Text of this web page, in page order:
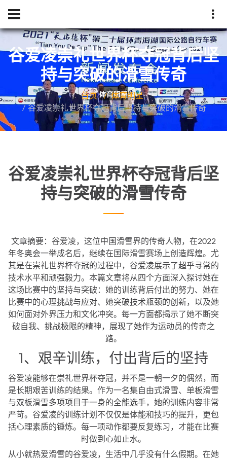
谷爱凌崇礼世界杯夺冠背后坚
持与突破的滑雪传奇
首页
体育明星
谷爱凌崇礼世界杯夺冠背后坚持与突破的滑雪传奇
谷爱凌崇礼世界杯夺冠背后坚
持与突破的滑雪传奇
文章摘要：谷爱凌，这位中国滑雪界的传奇人物，在2022
年冬奥会一举成名后，继续在国际滑雪赛场上创造辉煌。尤
其是在崇礼世界杯夺冠的过程中，谷爱凌展示了超乎寻常的
技术水平和顽强毅力。本篇文章将从四个方面深入探讨她在
这场比赛中的坚持与突破：她的训练背后付出的努力、她在
比赛中的心理挑战与应对、她突破技术瓶颈的创新，以及她
如何面对外界压力和文化冲突。每一方面都揭示了她不断突
破自我、挑战极限的精神，展现了她作为运动员的传奇之
路。
1、艰辛训练，付出背后的坚持
谷爱凌能够在崇礼世界杯夺冠，并不是一朝一夕的偶然，而
是长期艰苦训练的结果。作为一名集自由式滑雪、单板滑雪
与双板滑雪多项项目于一身的全能选手，她的训练内容非常
严苛。谷爱凌的训练计划不仅仅是体能和技巧的提升，更包
括心理素质的锤炼。每一项动作都要反复练习，才能在比赛
时做到心如止水。
从小就热爱滑雪的谷爱凌，生活中几乎没有什么假期。在她